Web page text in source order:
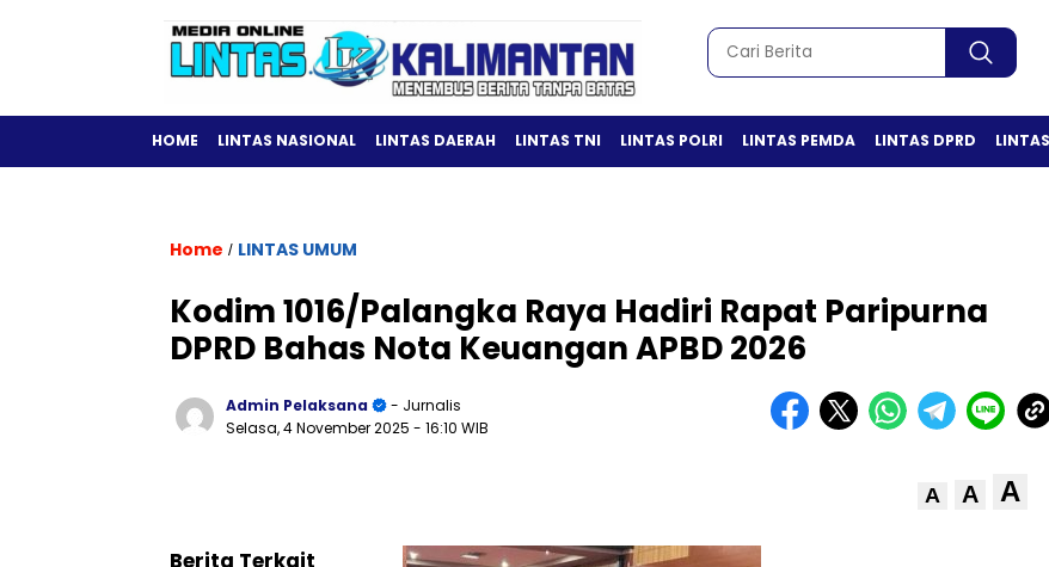
HOME LINTAS NASIONAL LINTAS DAERAH LINTAS TNI LINTAS POLRI LINTAS PEMDA LINTAS DPRD
Home / LINTAS UMUM
Kodim 1016/Palangka Raya Hadiri Rapat Paripurna
DPRD Bahas Nota Keuangan APBD 2026
Admin Pelaksana
- Jurnalis
Selasa, 4 November 2025 - 16:10 WIB
A A A
Berita Terkait